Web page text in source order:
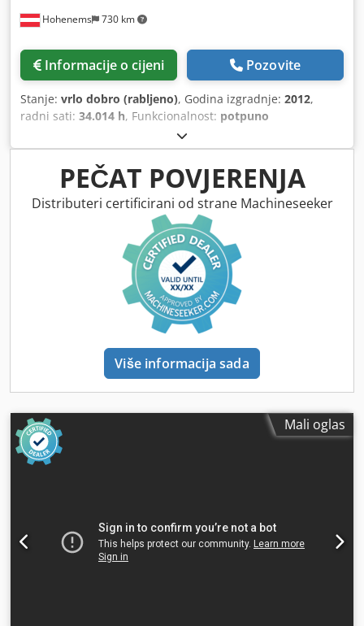
Hohenems 730 km
Informacije o cijeni Pozovite
Stanje: vrlo dobro (rabljeno), Godina izgradnje: 2012,
radni sati: 34.014 h, Funkcionalnost: potpuno
PEČAT POVJERENJA
Distributeri certificirani od strane Machineseeker
Više informacija sada
Mali oglas